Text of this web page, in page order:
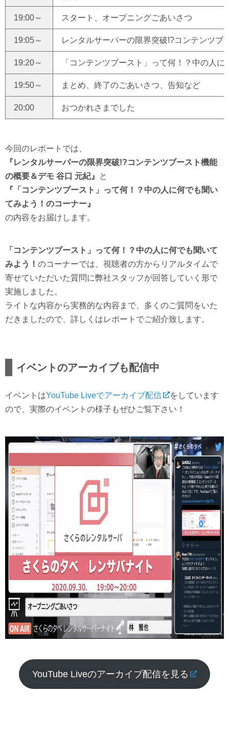
19:00～ スタート、オープニングごあいさつ
19:05～ レンタルサーバーの限界突破!?コンテンツ
19:20～ 「コンテンツブースト」って何！？中の人
19:50～ まとめ、終了のごあいさつ、告知など
20:00 おつかれさまでした
今回のレポートでは、
『レンタルサーバーの限界突破!?コンテンツブースト機能
の概要＆デモ 谷口 元紀』
と
『「コンテンツブースト」って何！？中の人に何でも聞い
てみよう！のコーナー』
の内容をお届けします。
「コンテンツブースト」って何！？中の人に何でも聞いて
みよう！ のコーナーでは、視聴者の方からリアルタイムで
寄せていただいた質問に弊社スタッフが回答していく形で
実施しました。
ライトな内容から実務的な内容まで、多くのご質問をいた
だきましたので、詳しくはレポートでご紹介致します。
イベントのアーカイブも配信中
イベントはYouTube Liveでアーカイブ配信
をしています
ので、実際のイベントの様子もぜひご覧下さい！
YouTube Liveのアーカイブ配信を見る